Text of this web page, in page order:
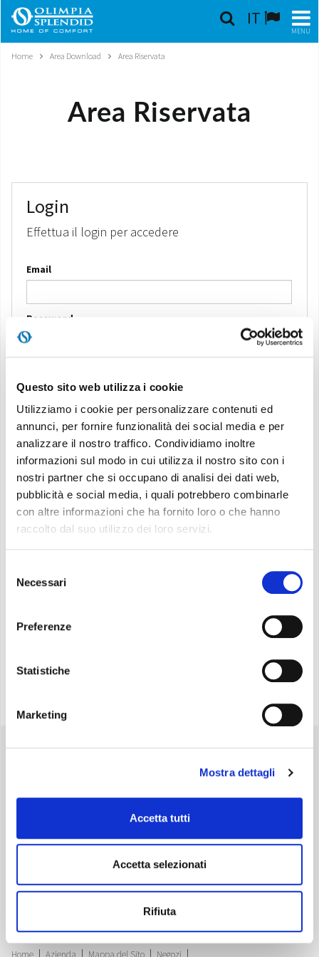
Questo sito web utilizza i cookie
Utilizziamo i cookie per personalizzare contenuti ed
annunci, per fornire funzionalità dei social media e per
analizzare il nostro traffico. Condividiamo inoltre
informazioni sul modo in cui utilizza il nostro sito con i
nostri partner che si occupano di analisi dei dati web,
pubblicità e social media, i quali potrebbero combinarle
con altre informazioni che ha fornito loro o che hanno
raccolto dal suo utilizzo dei loro servizi.
delNecessari
Preferenze
Statistiche
Marketing
Mostra dettagli
Accetta tutti
Accetta selezionati
Rifiuta
IT
MENU
ITALIANO
TRATTAMENTO ARIA
SISTEMI INTEGRATI
NEGOZI
CONTATTI
MONDO OS
ASSISTENZA E GARANZIE
CENTRI ASSISTENZA E RICAMBI
AREA DOWNLOAD
Home Area Download Area Riservata
Area Riservata
Login
Effettua il login per accedere
Email
Password
ACCEDI
Ricordami
Recuperare la password
Non sei ancora registrato?
Registrati adesso
REGISTRATI
Olimpia Splendid S.p.A.
Sede Operativa:Via Industriale 1/3 25060 Cellatica (BS), Italy -Maps
P.IVA IT 00260750351 - Cod. Destinatario: SN4CSRI - Cap. Soc. Euro 4.071.429
Tutti i diritti riservati
Home
Azienda Mappa del Sito Negozi